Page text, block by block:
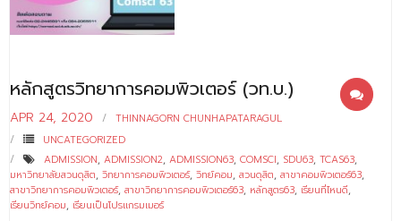
- - บุคลากรสนับสนุน
- วิทยาศาสตรบัณฑิต
- - วิทยาการคอมพิวเตอร์
- - วิทยาศาสตร์เครื่องสำอาง
- - อาชีวอนามัยและความปลอดภัย
หลักสูตรวิทยาการคอมพิวเตอร์ (วท.บ.)
APR 24, 2020
THINNAGORN CHUNHAPATARAGUL
UNCATEGORIZED
ADMISSION, ADMISSION2, ADMISSION63, COMSCI, SDU63, TCAS63,
มหาวิทยาลัยสวนดุสิต, วิทยาการคอมพิวเตอร์, วิทย์คอม, สวนดุสิต, สาขาคอมพิวเตอร์63,
สาขาวิทยาการคอมพิวเตอร์, สาขาวิทยาการคอมพิวเตอร์63, หลักสูตร63, เรียนที่ไหนดี,
เรียนวิทย์คอม, เรียนเป็นโปรแกรมเมอร์